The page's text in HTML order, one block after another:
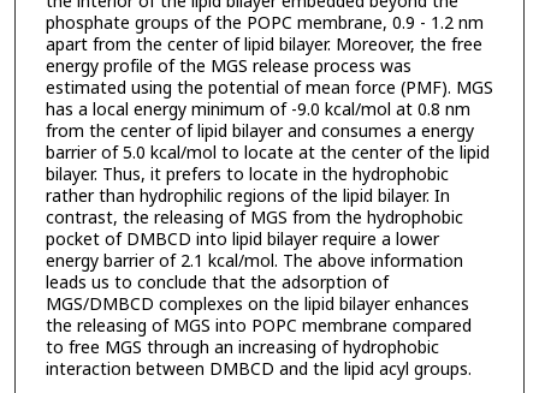
phosphate groups of the POPC membrane, 0.9 - 1.2 nm
apart from the center of lipid bilayer. Moreover, the free
energy profile of the MGS release process was
estimated using the potential of mean force (PMF). MGS
has a local energy minimum of -9.0 kcal/mol at 0.8 nm
from the center of lipid bilayer and consumes a energy
barrier of 5.0 kcal/mol to locate at the center of the lipid
bilayer. Thus, it prefers to locate in the hydrophobic
rather than hydrophilic regions of the lipid bilayer. In
contrast, the releasing of MGS from the hydrophobic
pocket of DMBCD into lipid bilayer require a lower
energy barrier of 2.1 kcal/mol. The above information
leads us to conclude that the adsorption of
MGS/DMBCD complexes on the lipid bilayer enhances
the releasing of MGS into POPC membrane compared
to free MGS through an increasing of hydrophobic
interaction between DMBCD and the lipid acyl groups.